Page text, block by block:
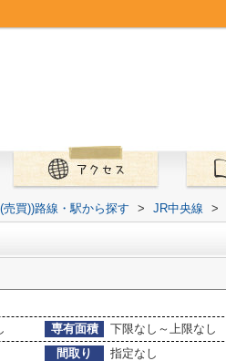
売買))路線・駅から探す > JR中央線 >
専有面積 下限なし～上限なし
間取り
指定なし